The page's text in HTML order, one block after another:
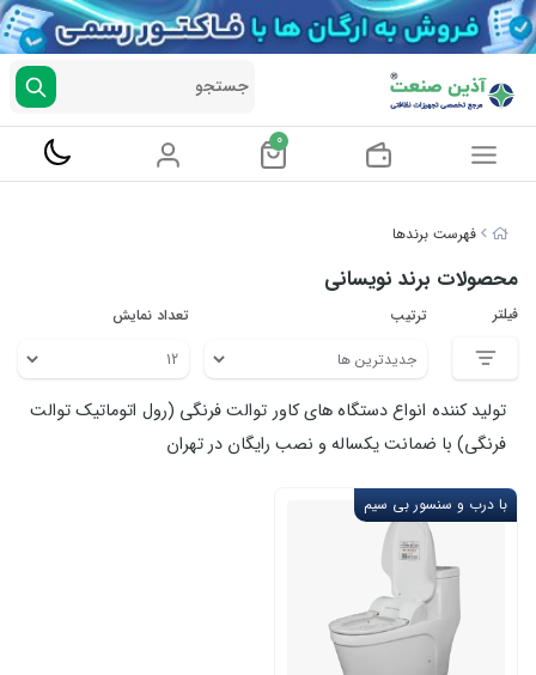
فهرست برندها
محصولات برند نویسانی
فیلتر ترتیب تعداد نمایش
تولید کننده انواع دستگاه های کاور توالت فرنگی (رول اتوماتیک توالت
فرنگی) با ضمانت یکساله و نصب رایگان در تهران
با درب و سنسور بی سیم
جستجو
0